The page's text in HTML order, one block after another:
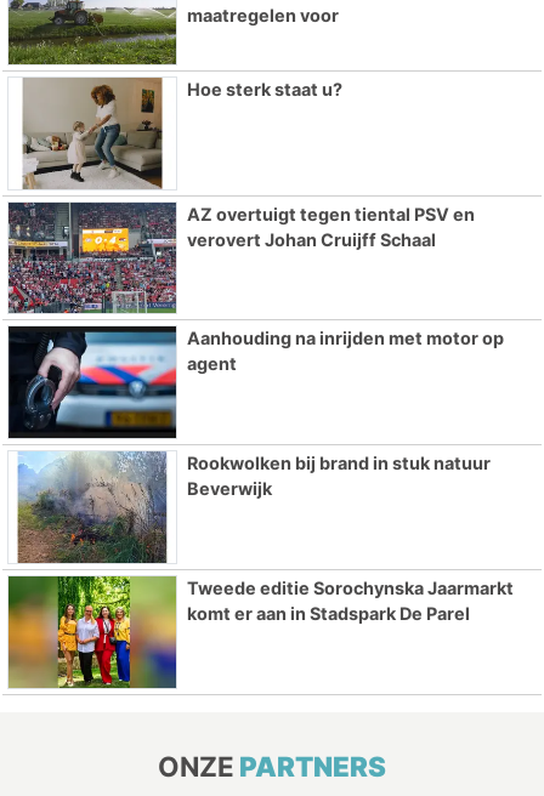
maatregelen voor
Hoe sterk staat u?
AZ overtuigt tegen tiental PSV en
verovert Johan Cruijff Schaal
Aanhouding na inrijden met motor op
agent
Rookwolken bij brand in stuk natuur
Beverwijk
Tweede editie Sorochynska Jaarmarkt
komt er aan in Stadspark De Parel
ONZE PARTNERS